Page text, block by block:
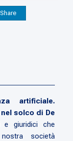
Share
artificiale.
solco di De
e giuridici che
società